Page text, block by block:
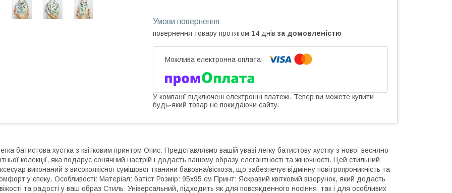
повернення товару протягом 14 днів за домовленістю
У компанії підключені електронні платежі. Тепер ви можете купити
будь-який товар не покидаючи сайту.
батистова хустка з квітковим принтом Опис: Представляємо вашій увазі легку батистову хустку з нової весняно-
колекції, яка подарує сонячний настрій і додасть вашому образу елегантності та жіночності. Цей стильний
виконаний з високоякісної сумішової тканини бавовна/віскоза, що забезпечує відмінну повітропроникність та
у спеку. Особливості: Матеріал: батіст Розмір: 95x95 см Принт: Яскравий квітковий візерунок, який додасть
та радості у ваш образ Стиль: Універсальний, підходить як для повсякденного носіння, так і для особливих